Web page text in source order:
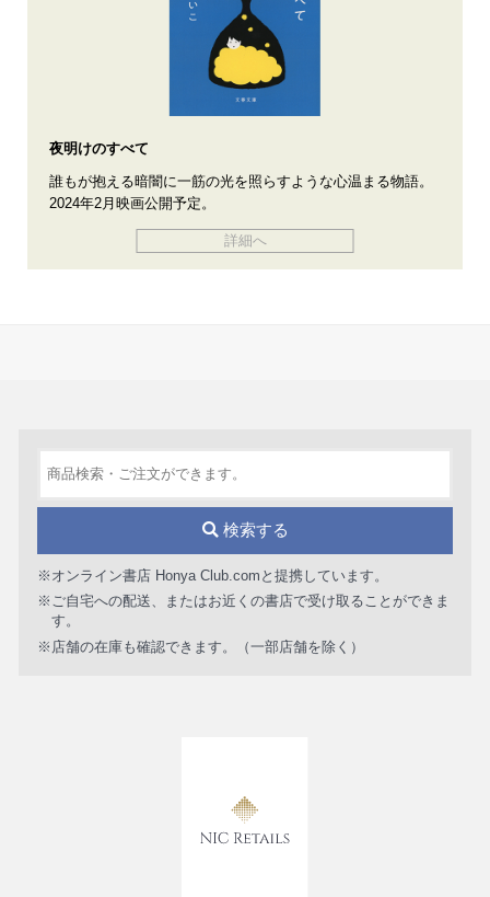
夜明けのすべて
誰もが抱える暗闇に一筋の光を照らすような心温まる物語。
2024年2月映画公開予定。
詳細へ
検索する
※オンライン書店 Honya Club.comと提携しています。
※ご自宅への配送、またはお近くの書店で受け取ることができま
す。
※店舗の在庫も確認できます。（一部店舗を除く）